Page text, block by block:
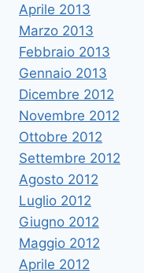
Aprile 2013
Marzo 2013
Febbraio 2013
Gennaio 2013
Dicembre 2012
Novembre 2012
Ottobre 2012
Settembre 2012
Agosto 2012
Luglio 2012
Giugno 2012
Maggio 2012
Aprile 2012